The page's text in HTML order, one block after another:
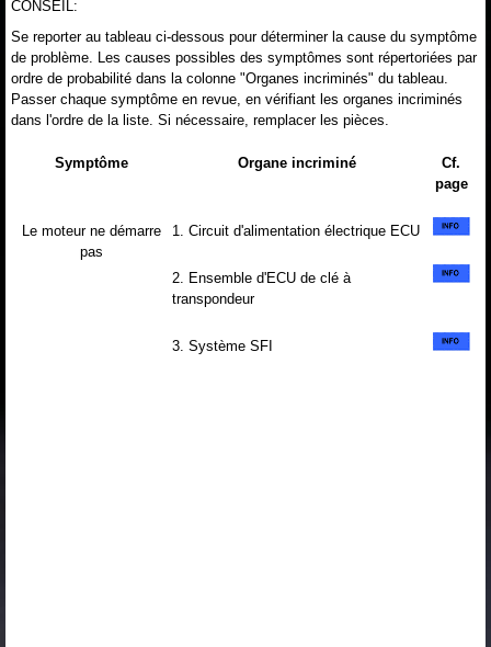
CONSEIL:
Se reporter au tableau ci-dessous pour déterminer la cause du symptôme
de problème. Les causes possibles des symptômes sont répertoriées par
ordre de probabilité dans la colonne "Organes incriminés" du tableau.
Passer chaque symptôme en revue, en vérifiant les organes incriminés
dans l'ordre de la liste. Si nécessaire, remplacer les pièces.
Symptôme Organe incriminé
Cf.
page
Le moteur ne démarre
pas
1. Circuit d'alimentation électrique ECU
2. Ensemble d'ECU de clé à
transpondeur
3. Système SFI